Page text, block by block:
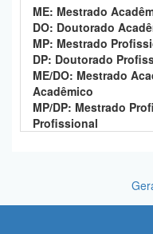
PlanaltoME: Mestrado
DO: Doutorado
MP: Mestrado
DP: Doutorado
ME/DO: Mestrado
Acadêmico
MP/DP: Mestrado
Profissional